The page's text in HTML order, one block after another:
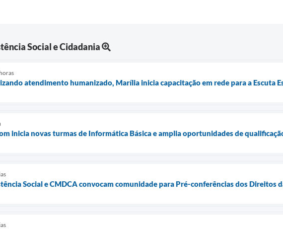
Social e Cidadania
atendimento humanizado, Marília inicia capacitação em rede para a Escuta
inicia novas turmas de Informática Básica e amplia oportunidades de
Social e CMDCA convocam comunidade para Pré-conferências dos Direitos